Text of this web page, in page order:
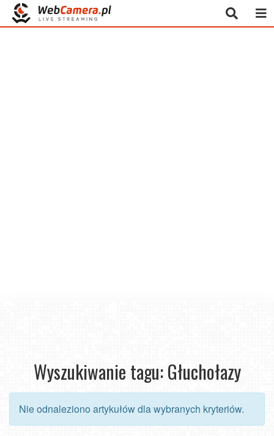
Wyszukiwanie tagu: Głuchołazy
Nie odnaleziono artykułów dla wybranych kryteriów.